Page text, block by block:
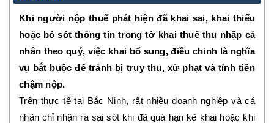
Khi người nộp thuế phát hiện đã khai sai, khai thiếu
hoặc bỏ sót thông tin trong tờ khai thuế thu nhập cá
nhân theo quý, việc khai bổ sung, điều chỉnh là nghĩa
vụ bắt buộc để tránh bị truy thu, xử phạt và tính tiền
chậm nộp.
Trên thực tế tại Bắc Ninh, rất nhiều doanh nghiệp và cá
nhân chỉ nhận ra sai sót khi đã quá hạn kê khai hoặc khi